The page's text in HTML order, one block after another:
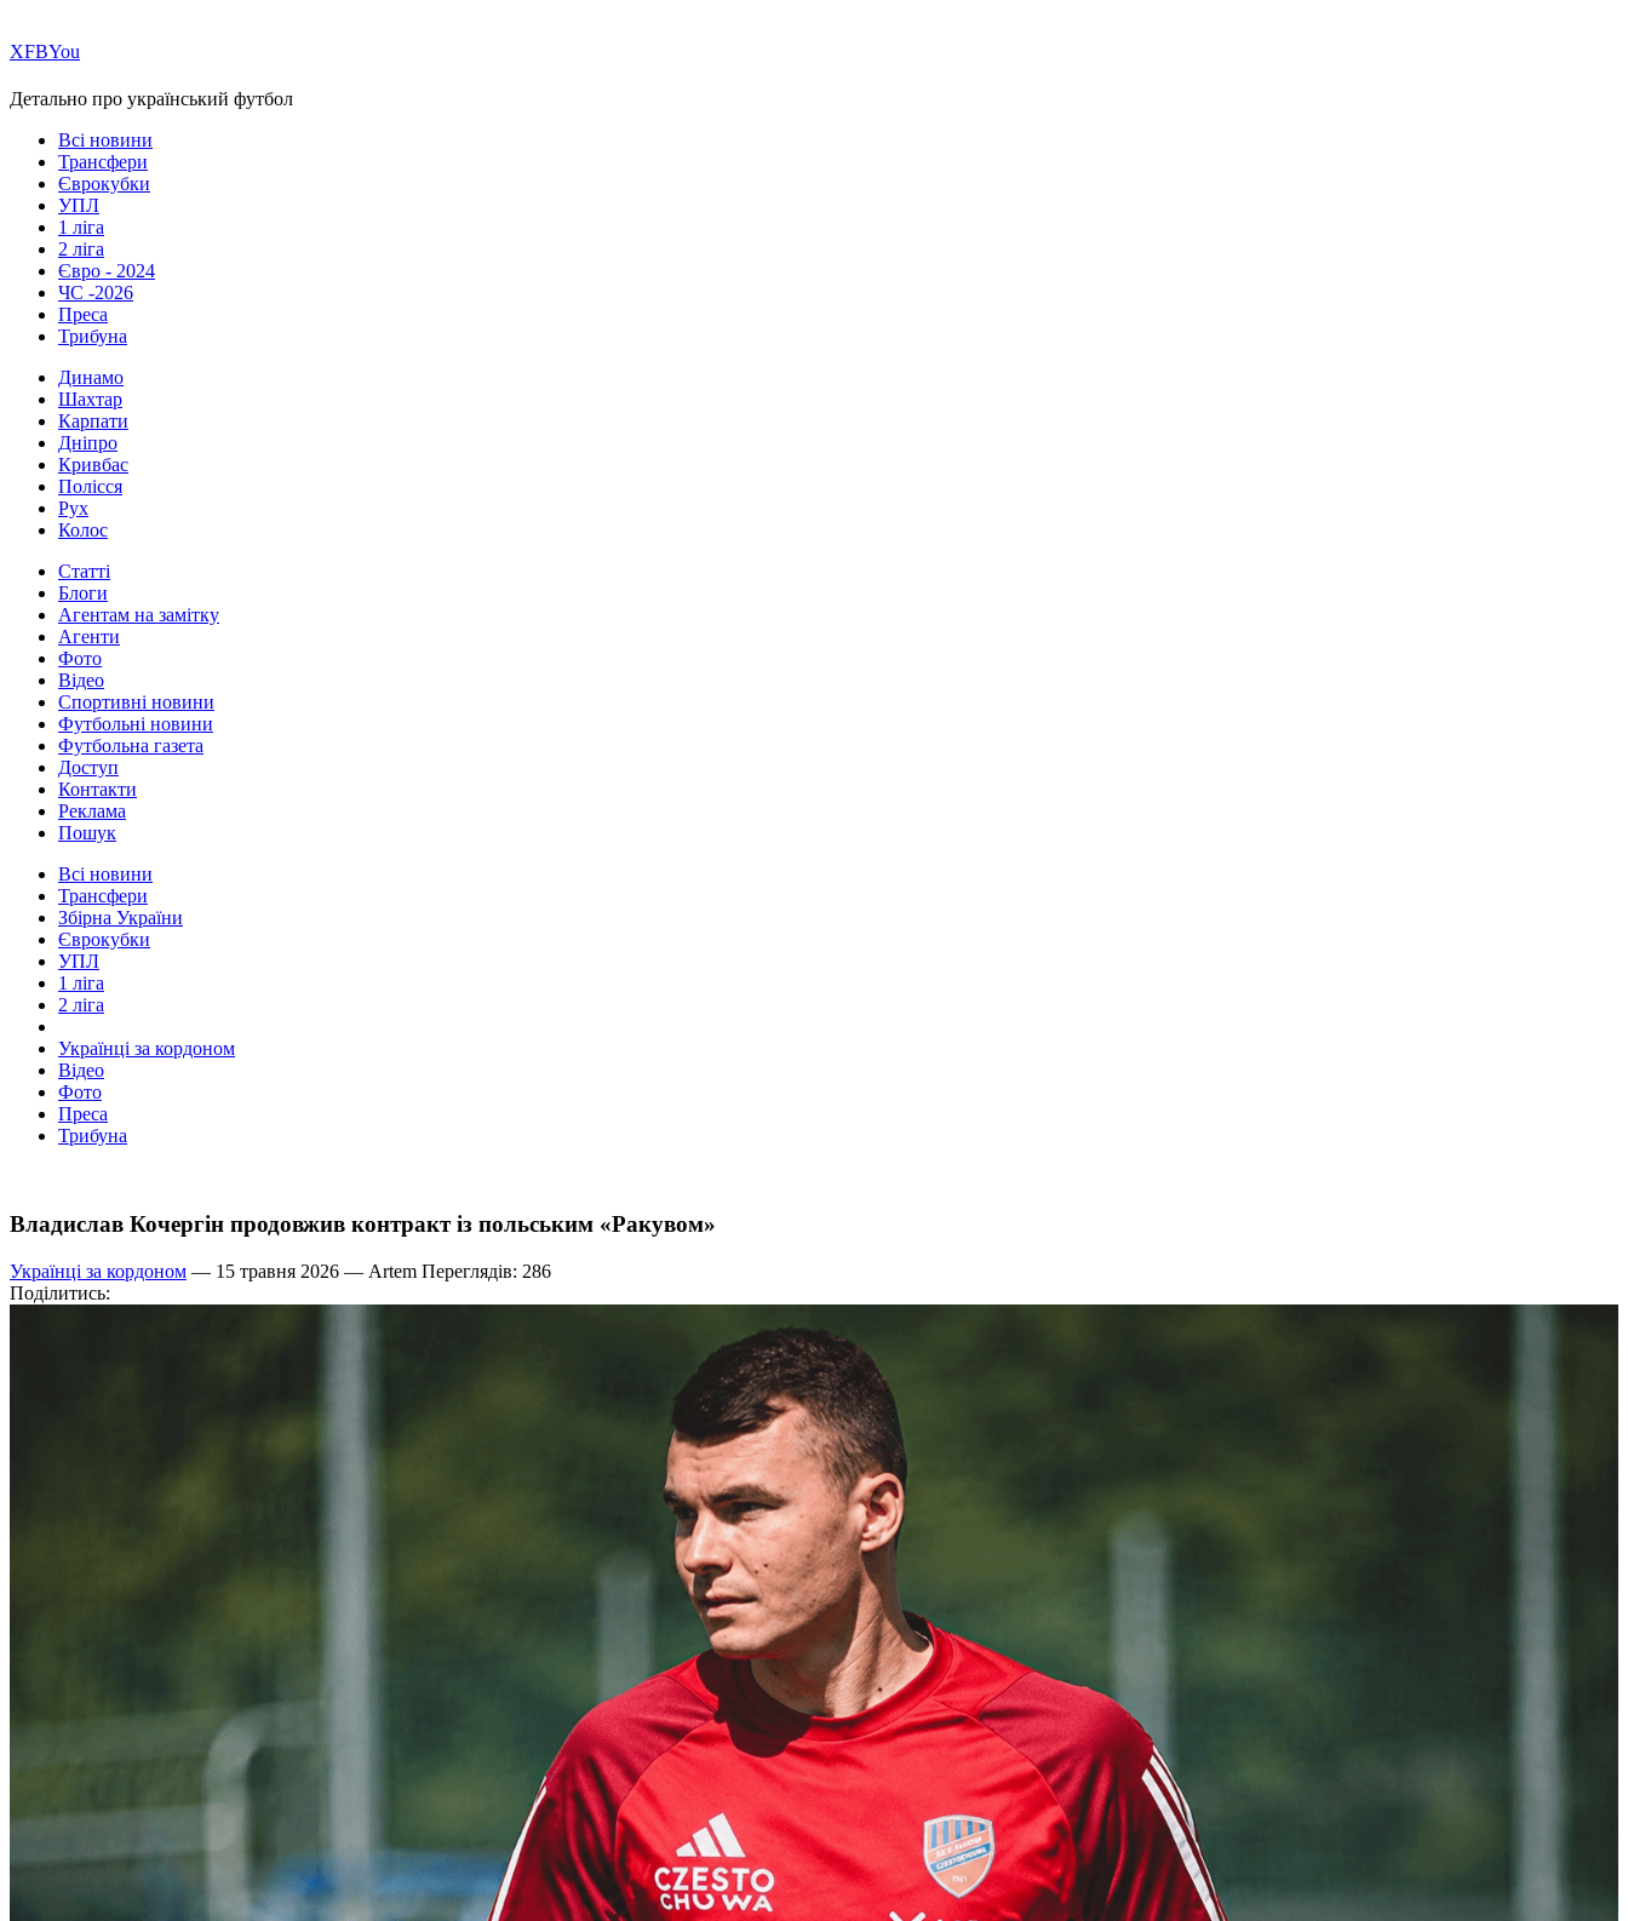
ХFBYou
Детально про український футбол
Всі новини
Трансфери
Єврокубки
УПЛ
1 ліга
2 ліга
Євро - 2024
ЧС -2026
Преса
Трибуна
Динамо
Шахтар
Карпати
Дніпро
Кривбас
Полісся
Рух
Колос
Статті
Блоги
Агентам на замітку
Агенти
Фото
Відео
Спортивні новини
Футбольні новини
Футбольна газета
Доступ
Контакти
Реклама
Пошук
Всі новини
Трансфери
Збірна України
Єврокубки
УПЛ
1 ліга
2 ліга
Українці за кордоном
Відео
Фото
Преса
Трибуна
Владислав Кочергін продовжив контракт із польським «Ракувом»
Українці за кордоном — 15 травня 2026 — Artem Переглядів: 286
Поділитись: